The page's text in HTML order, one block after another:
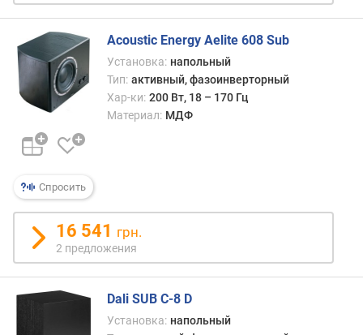
Б
м
к
с
у
в
е
н
ь
з
в
у
Спросить
Acoustic Energy Aelite 608 Sub
Установка: напольный
Тип: активный, фазоинверторный
Хар-ки: 200 Вт, 18 – 170 Гц
Материал: МДФ
16 541 грн.
2 предложения
Dali SUB C-8 D
Установка: напольный